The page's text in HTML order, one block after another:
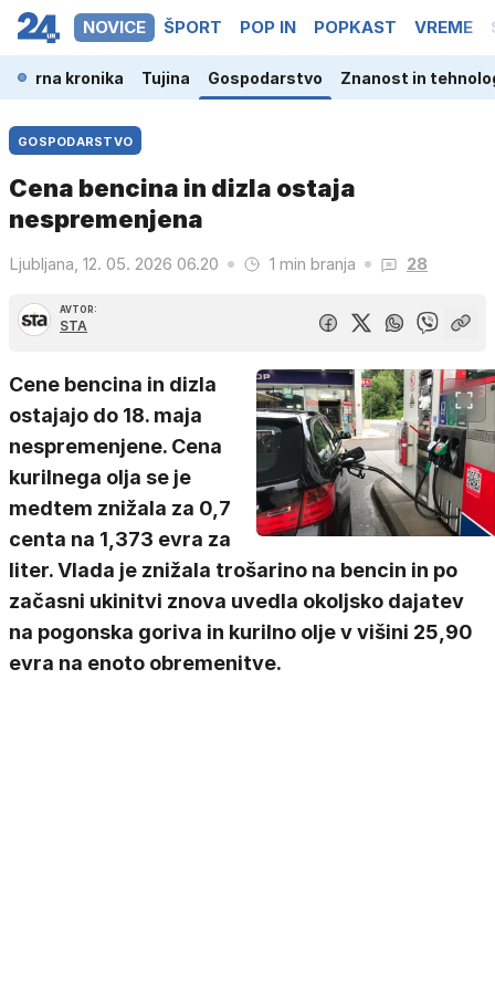
NOVICE ŠPORT POP IN POPKAST VREME
Črna kronika Tujina Gospodarstvo Znanost in
GOSPODARSTVO
Cena bencina in dizla ostaja
nespremenjena
Ljubljana, 12. 05. 2026 06.20 1 min branja 28
AVTOR:
STA
Cene bencina in dizla
ostajajo do 18. maja
nespremenjene. Cena
kurilnega olja se je
medtem znižala za 0,7
centa na 1,373 evra za
liter. Vlada je znižala trošarino na bencin in po
začasni ukinitvi znova uvedla okoljsko dajatev
na pogonska goriva in kurilno olje v višini 25,90
evra na enoto obremenitve.